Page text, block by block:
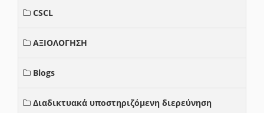
CSCL
ΑΞΙΟΛΟΓΗΣΗ
Blogs
Διαδικτυακά υποστηριζόμενη διερεύνηση